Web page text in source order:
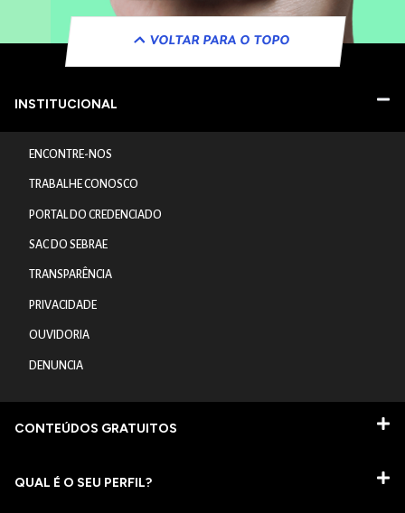
VOLTAR PARA O TOPO
INSTITUCIONAL
ENCONTRE-NOS
TRABALHE CONOSCO
PORTAL DO CREDENCIADO
SAC DO SEBRAE
TRANSPARÊNCIA
PRIVACIDADE
OUVIDORIA
DENUNCIA
CONTEÚDOS GRATUITOS
QUAL É O SEU PERFIL?